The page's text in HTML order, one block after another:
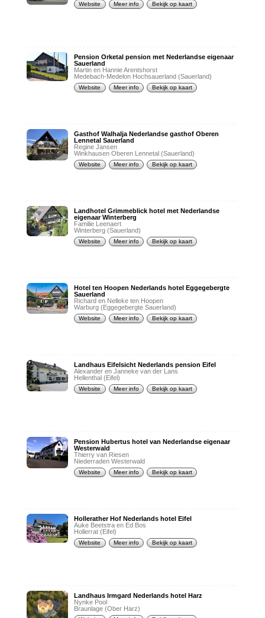
Website Meer info Bekijk op kaart
Pension Orketal pension met Nederlandse eigenaar
Sauerland
Martin en Hannie Arentshorst
Medebach-Medelon Hochsauerland (Sauerland)
Website Meer info Bekijk op kaart
Gasthof Walhalja Nederlandse gasthof Oberen
Lennetal Sauerland
Regine Jansen
Winkhausen Oberen Lennetal (Sauerland)
Website Meer info Bekijk op kaart
Landhotel Grimmeblick hotel met Nederlandse
eigenaar Winterberg
Familie Leenaert
Winterberg (Sauerland)
Website Meer info Bekijk op kaart
Hotel ten Hoopen Nederlands hotel Eggegebergte
Sauerland
Richard en Nelleke ten Hoopen
Warburg (Eggegebergte Sauerland)
Website Meer info Bekijk op kaart
Landhaus Eifelsicht Nederlands pension Eifel
Alexander en Janneke van der Lans
Hellenthal (Eifel)
Website Meer info Bekijk op kaart
Pension Hubertus hotel van Nederlandse eigenaar
Westerwald
Thierry van Riesen
Niederraden Westerwald
Website Meer info Bekijk op kaart
Hollerather Hof Nederlands hotel Eifel
Auke Beetstra en Ed Bos
Hollerrat (Eifel)
Website Meer info Bekijk op kaart
Landhaus Irmgard Nederlands hotel Harz
Nynke Pool
Braunlage (Ober Harz)